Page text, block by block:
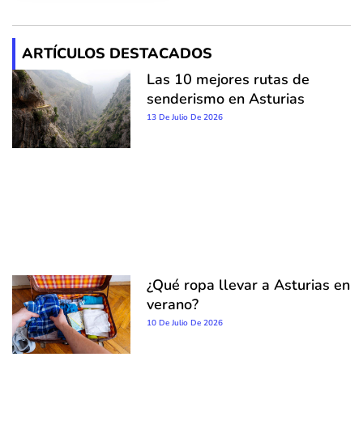
ARTÍCULOS DESTACADOS
Las 10 mejores rutas de
senderismo en Asturias
13 De Julio De 2026
¿Qué ropa llevar a Asturias en
verano?
10 De Julio De 2026